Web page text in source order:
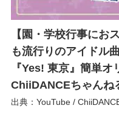
【園・学校行事にお
も流行りのアイドル
『Yes! 東京』簡単オ
ChiiDANCEちゃんね
出典：YouTube /